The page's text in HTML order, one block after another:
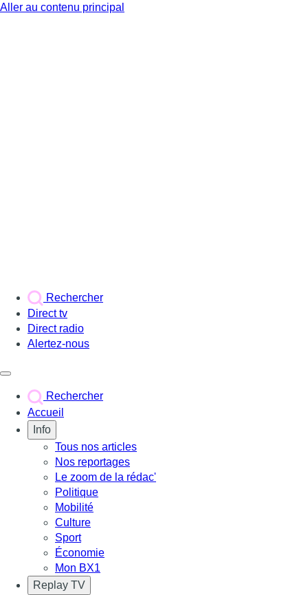
Aller au contenu principal
Rechercher
Direct tv
Direct radio
Alertez-nous
Rechercher
Accueil
Info
Tous nos articles
Nos reportages
Le zoom de la rédac'
Politique
Mobilité
Culture
Sport
Économie
Mon BX1
Replay TV